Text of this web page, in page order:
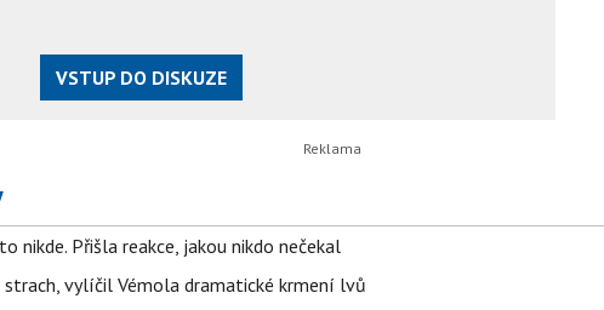
VSTUP DO DISKUZE
nikde. Přišla reakce, jakou nikdo nečekal
vylíčil Vémola dramatické krmení lvů